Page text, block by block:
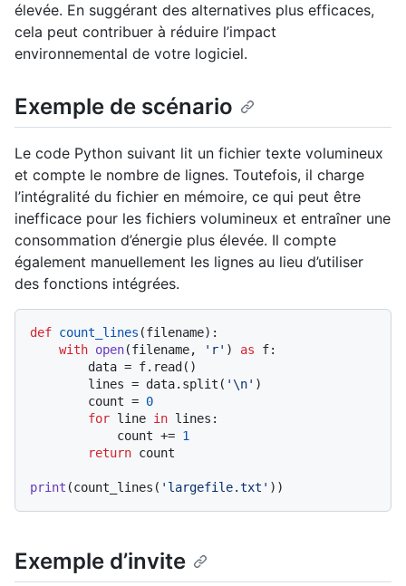
élevée. En suggérant des alternatives plus efficaces,
cela peut contribuer à réduire l’impact
environnemental de votre logiciel.
Exemple de scénario
Le code Python suivant lit un fichier texte volumineux
et compte le nombre de lignes. Toutefois, il charge
l’intégralité du fichier en mémoire, ce qui peut être
inefficace pour les fichiers volumineux et entraîner une
consommation d’énergie plus élevée. Il compte
également manuellement les lignes au lieu d’utiliser
des fonctions intégrées.
def count_lines (filename):
with open(filename, 'r' ) as f:
        lines = data.split(
'\n' )
        count =
0
for line in lines:
            count +=
1
return count
print (count_lines( 'largefile.txt'
Exemple d’invite